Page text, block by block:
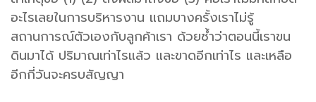
อะไรเลยในการบริหารงาน แถมบางครั้งเราไม่รู้
สถานการณ์ตัวเองกับลูกค้าเรา ด้วยซ้ำว่าตอนนี้เราขน
ดินมาได้ ปริมาณเท่าไรแล้ว และขาดอีกเท่าไร และเหลือ
อีกกี่วันจะครบสัญญา